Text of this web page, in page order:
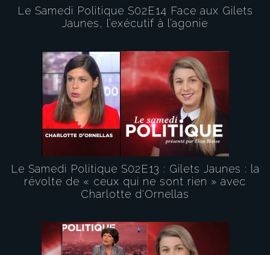
Le Samedi Politique S02E14 Face aux Gilets
Jaunes, l’exécutif à l’agonie
Le Samedi Politique S02E13 : Gilets Jaunes : la
révolte de « ceux qui ne sont rien » avec
Charlotte d'Ornellas